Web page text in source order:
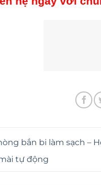
bắn bi làm sạch –
tự động